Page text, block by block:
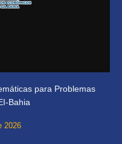
para Problemas
Bahia
2026